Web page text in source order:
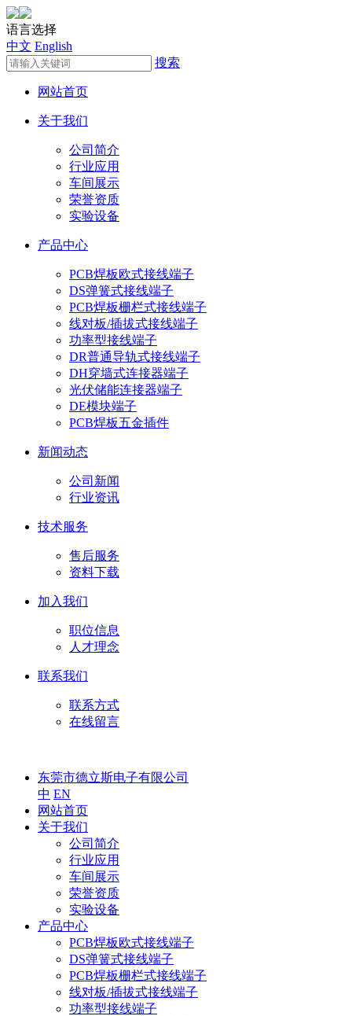
语言选择
中文 English
搜索
网站首页
关于我们
公司简介
行业应用
车间展示
荣誉资质
实验设备
产品中心
PCB焊板欧式接线端子
DS弹簧式接线端子
PCB焊板栅栏式接线端子
线对板/插拔式接线端子
功率型接线端子
DR普通导轨式接线端子
DH穿墙式连接器端子
光伏储能连接器端子
DE模块端子
PCB焊板五金插件
新闻动态
公司新闻
行业资讯
技术服务
售后服务
资料下载
加入我们
职位信息
人才理念
联系我们
联系方式
在线留言
东莞市德立斯电子有限公司
中 EN
网站首页
关于我们
公司简介
行业应用
车间展示
荣誉资质
实验设备
产品中心
PCB焊板欧式接线端子
DS弹簧式接线端子
PCB焊板栅栏式接线端子
线对板/插拔式接线端子
功率型接线端子